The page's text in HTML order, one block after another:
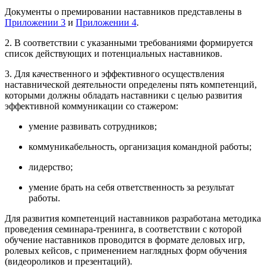
Документы о премировании наставников представлены в
Приложении 3 и Приложении 4.
2. В соответствии с указанными требованиями формируется
список действующих и потенциальных наставников.
3. Для качественного и эффективного осуществления
наставнической деятельности определены пять компетенций,
которыми должны обладать наставники с целью развития
эффективной коммуникации со стажером:
умение развивать сотрудников;
коммуникабельность, организация командной работы;
лидерство;
умение брать на себя ответственность за результат
работы.
Для развития компетенций наставников разработана методика
проведения семинара-тренинга, в соответствии с которой
обучение наставников проводится в формате деловых игр,
ролевых кейсов, с применением наглядных форм обучения
(видеороликов и презентаций).